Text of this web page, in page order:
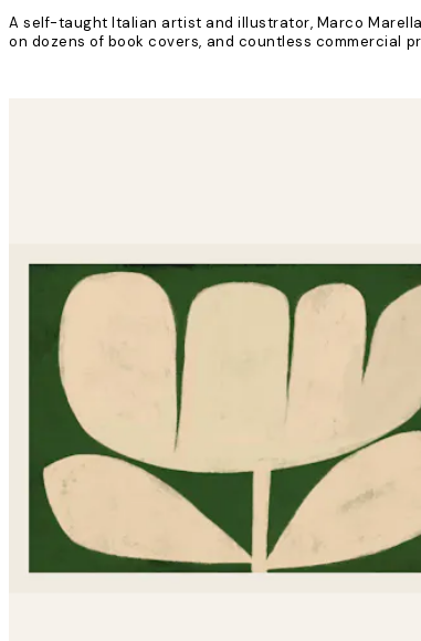
A self-taught Italian artist and illustrator, Marco
on dozens of book covers, and countless commercial